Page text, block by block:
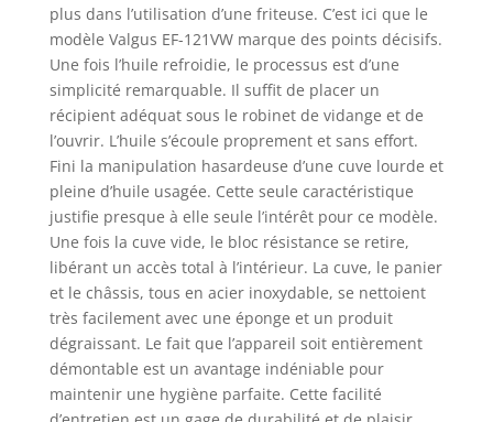
plus dans l’utilisation d’une friteuse. C’est ici que le
modèle Valgus EF-121VW marque des points décisifs.
Une fois l’huile refroidie, le processus est d’une
simplicité remarquable. Il suffit de placer un
récipient adéquat sous le robinet de vidange et de
l’ouvrir. L’huile s’écoule proprement et sans effort.
Fini la manipulation hasardeuse d’une cuve lourde et
pleine d’huile usagée. Cette seule caractéristique
justifie presque à elle seule l’intérêt pour ce modèle.
Une fois la cuve vide, le bloc résistance se retire,
libérant un accès total à l’intérieur. La cuve, le panier
et le châssis, tous en acier inoxydable, se nettoient
très facilement avec une éponge et un produit
dégraissant. Le fait que l’appareil soit entièrement
démontable est un avantage indéniable pour
maintenir une hygiène parfaite. Cette facilité